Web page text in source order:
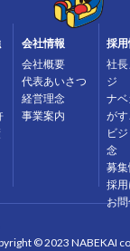
会社情報
会社概要
代表あいさつ
経営理念
事業案内
採
社
ジ
ナベ
が
ビ
念
募
採
お
© 2023 NABEKAI